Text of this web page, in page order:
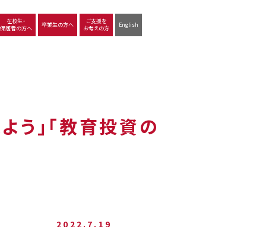
在校生・
保護者の方へ
卒業生の方へ
ご支援を
お考えの方
English
」「教育投資の
2022.7.19